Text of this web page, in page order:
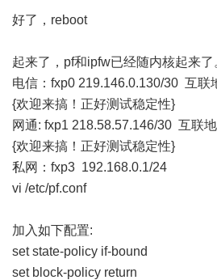
好了，reboot
起来了，pf和ipfw已经随内核起来了
电信：fxp0 219.146.0.130/30 互联
{欢迎来搞！正好测试稳定性}
网通: fxp1 218.58.57.146/30 互联
{欢迎来搞！正好测试稳定性}
私网：fxp3 192.168.0.1/24
vi /etc/pf.conf
加入如下配置:
set state-policy if-bound
set block-policy return